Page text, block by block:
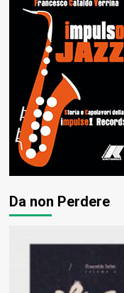
Da non Perdere